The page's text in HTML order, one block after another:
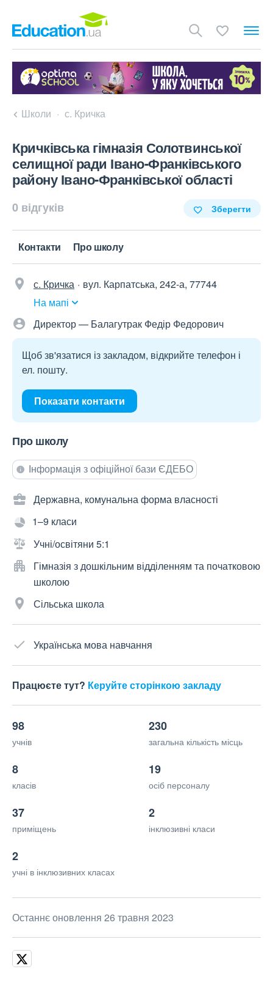
Школи с. Кричка
Кричківська гімназія Солотвинської
селищної ради Івано-Франківського
району Івано-Франківської області
0 відгуків Зберегти
Контакти Про школу
с. Кричка
вул. Карпатська, 242-а, 77744
На мапі
Директор — Балагутрак Федір Федорович
Щоб зв'язатися із закладом, відкрийте телефон і
ел. пошту.
Показати контакти
Про школу
Інформація з офіційної бази ЄДЕБО
Державна, комунальна форма власності
1–9 класи
Учні/освітяни 5:1
Гімназія з дошкільним відділенням та початковою
школою
Сільська школа
Українська мова навчання
Працюєте тут? Керуйте сторінкою закладу
98
учнів
230
загальна кількість місць
8
класів
19
осіб персоналу
37
приміщень
2
інклюзивні класи
2
учні в інклюзивних класах
Останнє оновлення 26 травня 2023